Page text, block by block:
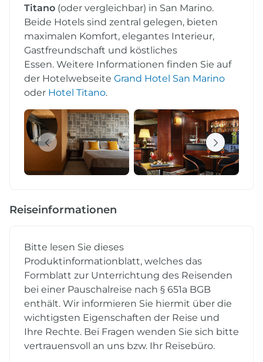
Titano (oder vergleichbar) in San Marino.
Beide Hotels sind zentral gelegen, bieten
maximalen Komfort, elegantes Interieur,
Gastfreundschaft und köstliches
Essen. Weitere Informationen finden Sie auf
der Hotelwebseite Grand Hotel San Marino
oder Hotel Titano.
Reiseinformationen
Bitte lesen Sie dieses
Produktinformationblatt, welches das
Formblatt zur Unterrichtung des Reisenden
bei einer Pauschalreise nach § 651a BGB
enthält. Wir informieren Sie hiermit über die
wichtigsten Eigenschaften der Reise und
Ihre Rechte. Bei Fragen wenden Sie sich bitte
vertrauensvoll an uns bzw. Ihr Reisebüro.